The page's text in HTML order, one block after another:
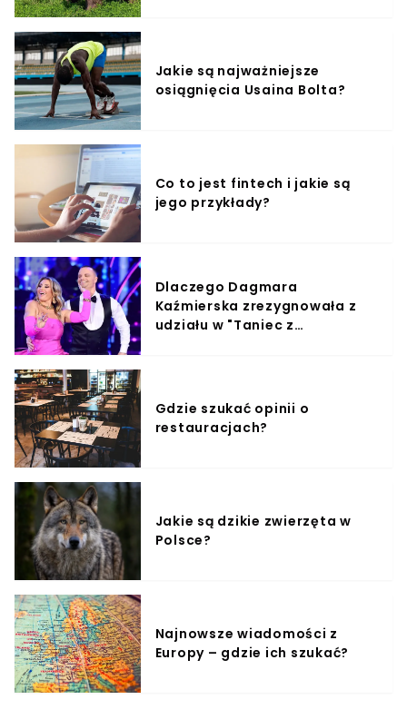
Jakie są najważniejsze
osiągnięcia Usaina Bolta?
Co to jest fintech i jakie są
jego przykłady?
Dlaczego Dagmara
Kaźmierska zrezygnowała z
udziału w "Taniec z
Gdzie szukać opinii o
restauracjach?
Jakie są dzikie zwierzęta w
Polsce?
Najnowsze wiadomości z
Europy – gdzie ich szukać?